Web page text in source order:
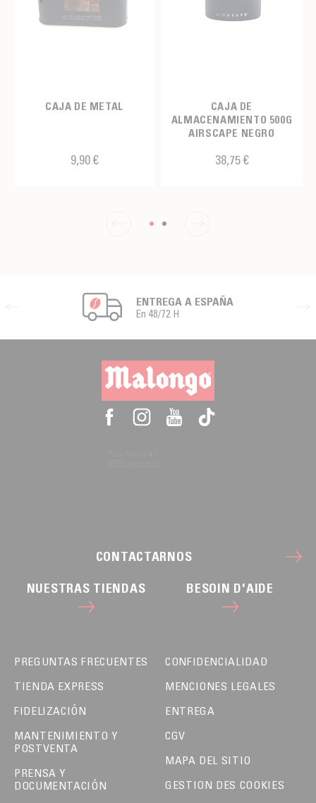
CAJA DE METAL
9,90 €
CAJA DE
ALMACENAMIENTO 500G
AIRSCAPE NEGRO
38,75 €
ENTREGA A ESPAÑA
En 48/72 H
CONTACTARNOS
NUESTRAS TIENDAS BESOIN D'AIDE
PREGUNTAS FRECUENTES
TIENDA EXPRESS
FIDELIZACIÓN
MANTENIMIENTO Y
POSTVENTA
PRENSA Y
DOCUMENTACIÓN
CONFIDENCIALIDAD
MENCIONES LEGALES
ENTREGA
CGV
MAPA DEL SITIO
GESTION DES COOKIES